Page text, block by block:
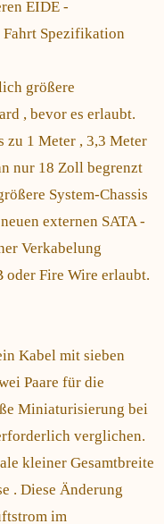
EIDE -
Spezifikation
größere
, bevor es erlaubt.
zu 1 Meter , 3,3 Meter
nur 18 Zoll begrenzt
System-Chassis
externen SATA -
Verkabelung
oder Fire Wire erlaubt.
Kabel mit sieben
Paare für die
Miniaturisierung bei
verglichen.
kleiner Gesamtbreite
. Diese Änderung
im